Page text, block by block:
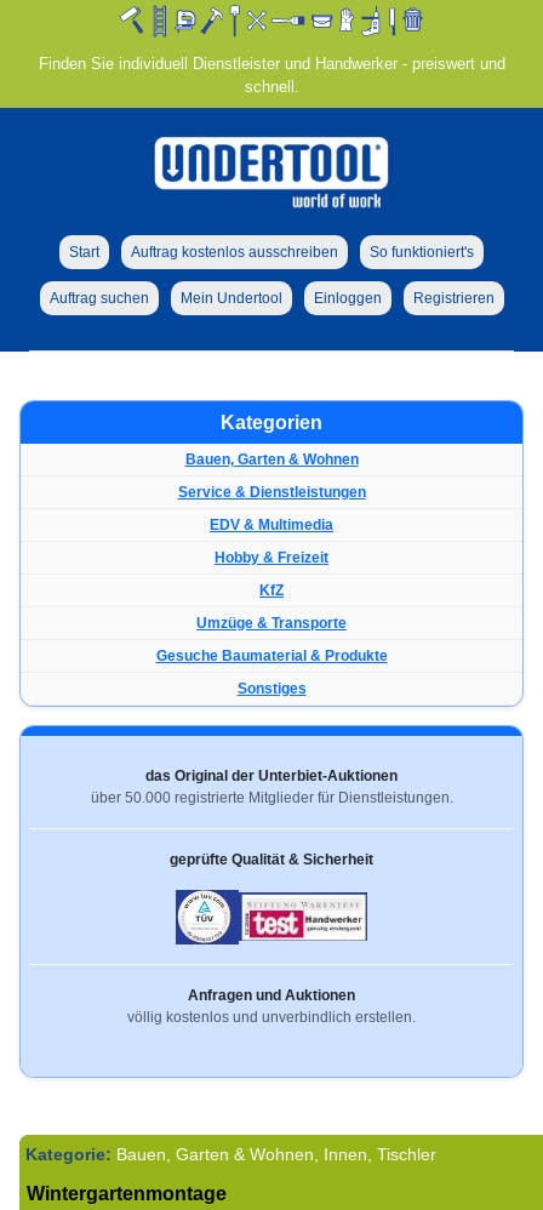
Finden Sie individuell Dienstleister und Handwerker - preiswert und
schnell.
Start Auftrag kostenlos ausschreiben So funktioniert's
Auftrag suchen Mein Undertool Einloggen Registrieren
Kategorien
Bauen, Garten & Wohnen
Service & Dienstleistungen
EDV & Multimedia
Hobby & Freizeit
KfZ
Umzüge & Transporte
Gesuche Baumaterial & Produkte
Sonstiges
das Original der Unterbiet-Auktionen
über 50.000 registrierte Mitglieder für Dienstleistungen.
geprüfte Qualität & Sicherheit
Anfragen und Auktionen
völlig kostenlos und unverbindlich erstellen.
Kategorie: Bauen, Garten & Wohnen, Innen, Tischler
Wintergartenmontage